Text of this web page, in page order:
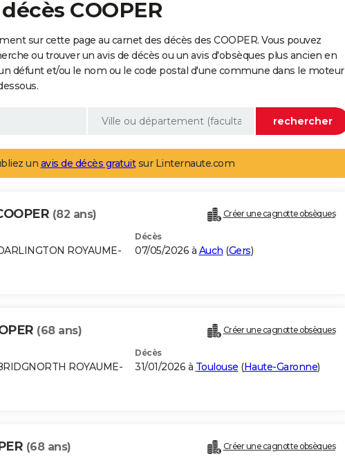
COOPER
sur cette page au carnet des décès des COOPER. Vous pouvez
ou trouver un avis de décès ou un avis d'obsèques plus ancien en
défunt et/ou le nom ou le code postal d'une commune dans le moteur
un avis de décès gratuitsur Linternaute.com
(82 ans) Créer une cagnotte obsèques
ROYAUME-
Décès
07/05/2026 à Auch (Gers)
(68 ans) Créer une cagnotte obsèques
ROYAUME-
Décès
31/01/2026 à Toulouse (Haute-Garonne)
(68 ans) Créer une cagnotte obsèques